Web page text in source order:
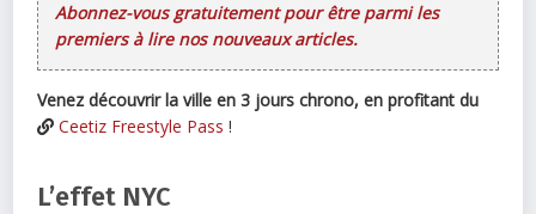
Abonnez-vous gratuitement pour être parmi les
premiers à lire nos nouveaux articles.
Venez découvrir la ville en 3 jours chrono, en profitant du
Ceetiz Freestyle Pass !
L’effet NYC